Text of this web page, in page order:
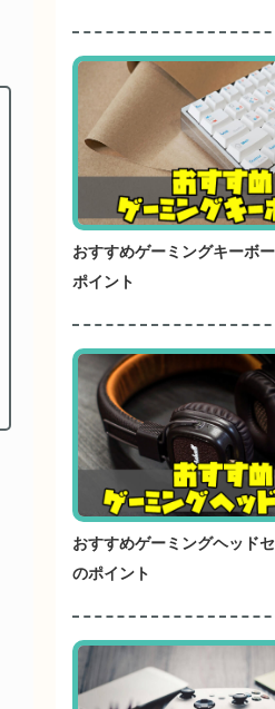
おすすめゲーミングキーボ
ポイント
おすすめゲーミングヘッド
のポイント